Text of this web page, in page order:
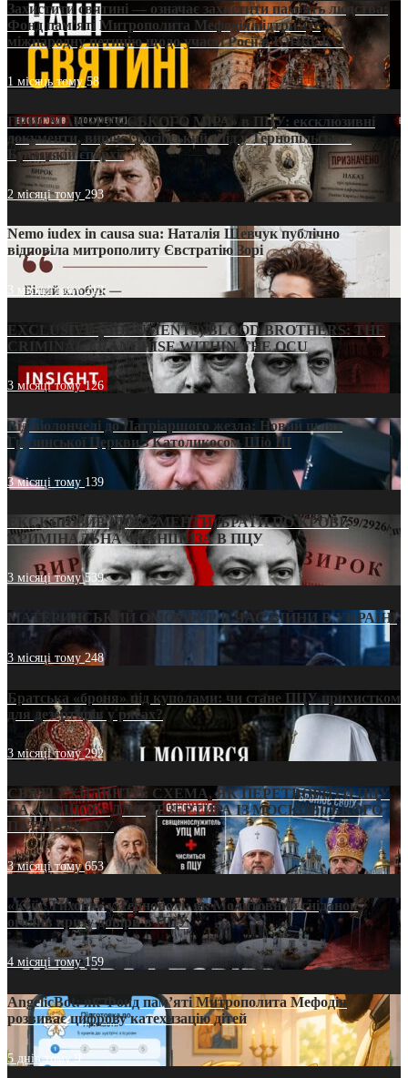
Захистити святині — означає захистити пам’ять людства:
Фонд пам’яті Митрополита Мефодія підтримує
міжнародну петицію щодо участі Росії в ЮНЕСКО
1 місяць тому58
ПРИСМАК «РУССЬКОГО МІРА» в ПЦУ: ексклюзивні
документи, вирок і російський слід у Тернопільсько-
Бучацькій єпархії
2 місяці тому 293
Nemo iudex in causa sua: Наталія Шевчук публічно
відповіла митрополиту Євстратію Зорі
3 місяці тому213
EXCLUSIVE (DOCUMENTS)/BLOOD BROTHERS: THE
CRIMINAL FRANCHISE WITHIN THE OCU
3 місяці тому126
Від віолончелі до Патріаршого жезла: Новий шлях
Грузинської Церкви з Католикосом Шіо III
3 місяці тому 139
ЕКСКЛЮЗИВ (ДОКУМЕНТИ)/БРАТИ ПО КРОВІ:
КРИМІНАЛЬНА ФРАНШИЗА В ПЦУ
3 місяці тому539
МАТЕРИНСЬКИЙ ОМОРФОР В ЧАС ВІЙНИ В УКРАЇНІ
3 місяці тому248
Братська «броня» під куполами: чи стане ПЦУ прихистком
для дезертирів у рясах?
3 місяці тому292
СВЯТІ УХИЛЯНТИ: СХЕМА, ЯК ПЕРЕТВОРИТИ ПЦУ
НА «ОФШОР» ДЛЯ ДЕЗЕРТИРА ІЗ МОСКОВСЬКОГО
ПАТРІАРХАТУ
3 місяці тому653
«Кейс Тихона» у Тернополі: як Молитовний сніданок
оголив кризу довіри в ПЦУ
4 місяці тому159
AngelicBot: як Фонд пам’яті Митрополита Мефодія
розвиває цифрову катехизацію дітей
5 днів тому9